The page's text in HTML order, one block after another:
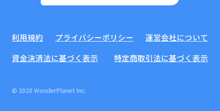
利用規約 プライバシーポリシー
運営会社について
資金決済法に基づく表示
特定商取引法に基づく表示
© 2020 WonderPlanet Inc.